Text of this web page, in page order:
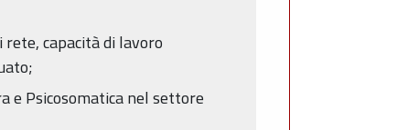
capacità di lavoro
e Psicosomatica nel settore